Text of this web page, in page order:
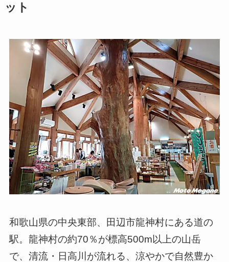
ット
和歌山県の中央東部、田辺市龍神村にある道の
駅。龍神村の約70％が標高500m以上の山岳
で、清流・日高川が流れる、涼やかで自然豊か